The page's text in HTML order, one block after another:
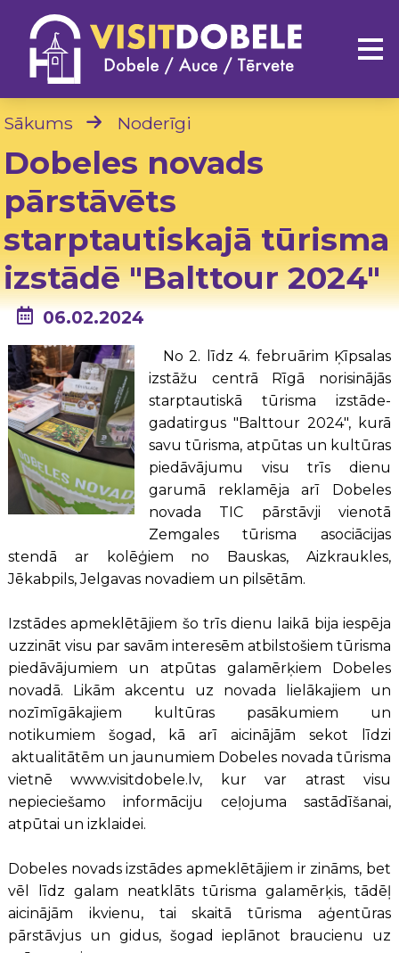
Sākums Noderīgi
Dobeles novads
pārstāvēts
starptautiskajā tūrisma
izstādē "Balttour 2024"
06.02.2024
No 2. līdz 4. februārim Ķīpsalas
izstāžu centrā Rīgā norisinājās
starptautiskā tūrisma izstāde-
gadatirgus "Balttour 2024", kurā
savu tūrisma, atpūtas un kultūras
piedāvājumu visu trīs dienu
garumā reklamēja arī Dobeles
novada TIC pārstāvji vienotā
Zemgales tūrisma asociācijas
stendā ar kolēģiem no Bauskas, Aizkraukles,
Jēkabpils, Jelgavas novadiem un pilsētām.
Izstādes apmeklētājiem šo trīs dienu laikā bija iespēja
uzzināt visu par savām interesēm atbilstošiem tūrisma
piedāvājumiem un atpūtas galamērķiem Dobeles
novadā. Likām akcentu uz novada lielākajiem un
nozīmīgākajiem kultūras pasākumiem un
notikumiem šogad, kā arī aicinājām sekot līdzi
aktualitātēm un jaunumiem Dobeles novada tūrisma
vietnē www.visitdobele.lv, kur var atrast visu
nepieciešamo informāciju ceļojuma sastādīšanai,
atpūtai un izklaidei.
Dobeles novads izstādes apmeklētājiem ir zināms, bet
vēl līdz galam neatklāts tūrisma galamērķis, tādēļ
aicinājām ikvienu, tai skaitā tūrisma aģentūras
pārstāvjus un gidus, šogad ieplānot braucienu uz